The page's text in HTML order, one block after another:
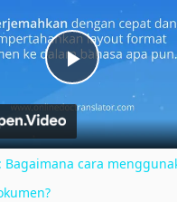
Play
Video
Bagaimana cara